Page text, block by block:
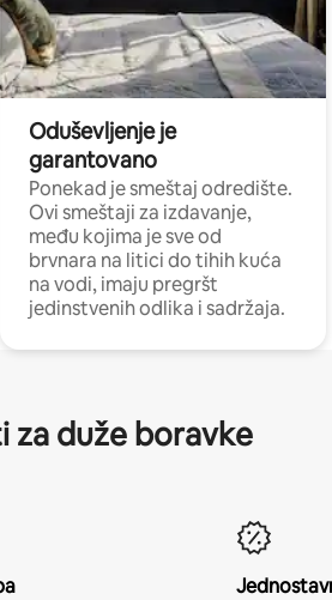
Oduševljenje je
garantovano
Ponekad je smeštaj odredište.
Ovi smeštaji za izdavanje,
među kojima je sve od
brvnara na litici do tihih kuća
na vodi, imaju pregršt
jedinstvenih odlika i sadržaja.
za duže boravke